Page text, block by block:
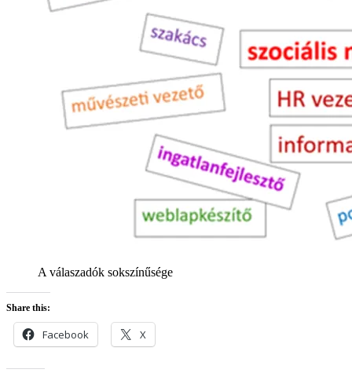
A válaszadók sokszínűsége
Share this:
Facebook X